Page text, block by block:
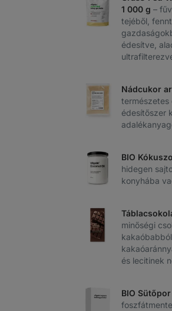
1 000 g –
tejéből,
édesítve,
Nádcukor
természetes
édesítőszer
BIO
hidegen
konyhába
minőségi
és lecitinek
BIO Sütőpor